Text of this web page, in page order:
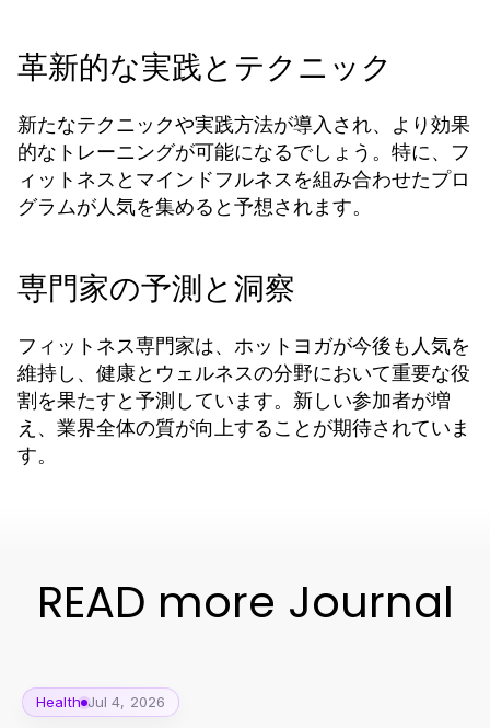
革新的な実践とテクニック
新たなテクニックや実践方法が導入され、より効果
的なトレーニングが可能になるでしょう。特に、フ
ィットネスとマインドフルネスを組み合わせたプロ
グラムが人気を集めると予想されます。
専門家の予測と洞察
フィットネス専門家は、ホットヨガが今後も人気を
維持し、健康とウェルネスの分野において重要な役
割を果たすと予測しています。新しい参加者が増
え、業界全体の質が向上することが期待されていま
す。
READ more Journal
Health Jul 4, 2026